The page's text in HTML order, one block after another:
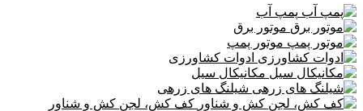
پمپ آب
موتور برق
موتور پمپ
ادوات کشاورزی
مکانیکال سیل
شیلنگ های زرهی
کف کش، لجن کش و شناور